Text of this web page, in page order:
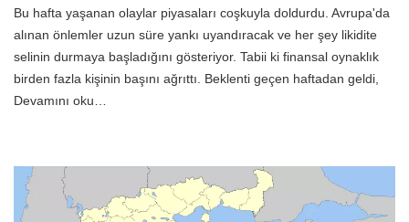
Bu hafta yaşanan olaylar piyasaları coşkuyla doldurdu. Avrupa'da
alınan önlemler uzun süre yankı uyandıracak ve her şey likidite
selinin durmaya başladığını gösteriyor. Tabii ki finansal oynaklık
birden fazla kişinin başını ağrıttı. Beklenti geçen haftadan geldi,
Devamını oku…